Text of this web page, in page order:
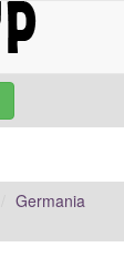
Germania